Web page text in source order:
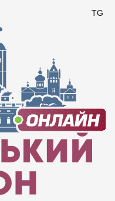
TG